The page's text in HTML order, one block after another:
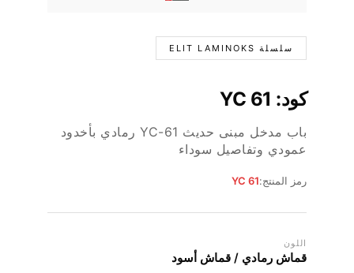
سلسلة ELIT LAMINOKS
كود: YC 61
باب مدخل مبنى حديث YC-61 رمادي بأخدود
عمودي وتفاصيل سوداء
رمز المنتج:YC 61
اللون
قماش رمادي / قماش أسود